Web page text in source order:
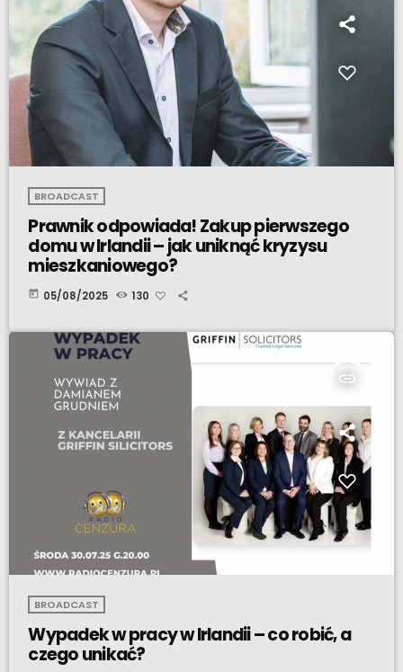
BROADCAST
Prawnik odpowiada! Zakup pierwszego
domu w Irlandii – jak uniknąć kryzysu
mieszkaniowego?
today 05/08/2025 130
insert_link
BROADCAST
Wypadek w pracy w Irlandii – co robić, a
czego unikać?